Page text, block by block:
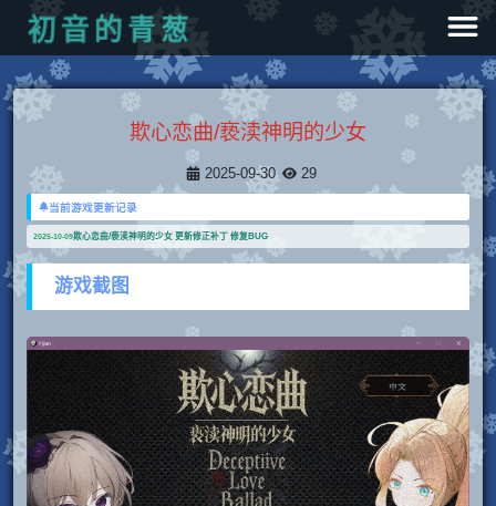
初 音 的 青葱
欺心恋曲/亵渎神明的少女
2025-09-30 29
当前游戏更新记录
2025-10-09欺心恋曲/亵渎神明的少女 更新修正补丁 修复BUG
游戏截图